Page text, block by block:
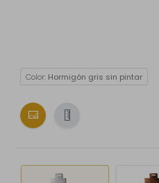
Color: Hormigón gris sin pintar